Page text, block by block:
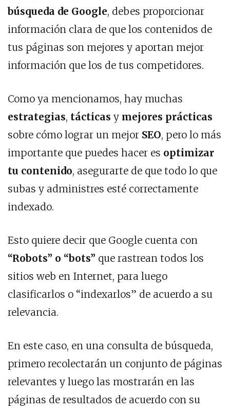
búsqueda de Google, debes proporcionar
información clara de que los contenidos de
tus páginas son mejores y aportan mejor
información que los de tus competidores.
Como ya mencionamos, hay muchas
estrategias, tácticas y mejores prácticas
sobre cómo lograr un mejor SEO, pero lo más
importante que puedes hacer es optimizar
tu contenido, asegurarte de que todo lo que
subas y administres esté correctamente
indexado.
Esto quiere decir que Google cuenta con
“Robots” o “bots” que rastrean todos los
sitios web en Internet, para luego
clasificarlos o “indexarlos” de acuerdo a su
relevancia.
En este caso, en una consulta de búsqueda,
primero recolectarán un conjunto de páginas
relevantes y luego las mostrarán en las
páginas de resultados de acuerdo con su